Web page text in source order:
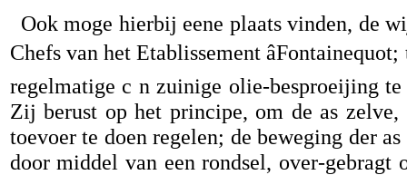
Ook moge hierbij eene plaats vinden, de
Chefs van het Etablissement
regelmatige c n zuinige olie-besproeijing
Zij berust op het principe, om de as zelve,
toevoer te doen regelen; de beweging der
door middel van een rondsel, over-gebragt